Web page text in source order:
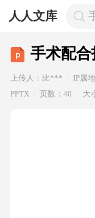
人人文库
手术配
上传人：比*** IP属
PPTX
页数：40 大